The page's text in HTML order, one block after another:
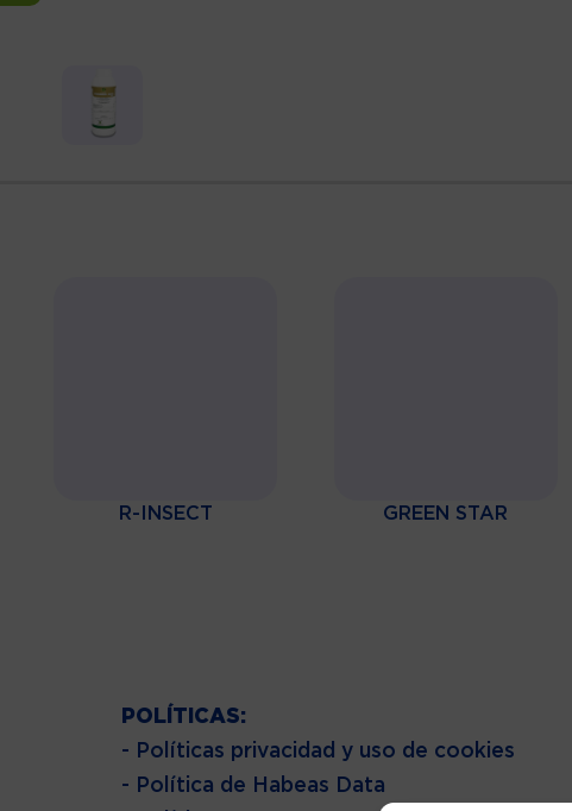
R-INSECT GREEN STAR
POLÍTICAS:
- Políticas privacidad y uso de cookies
- Política de Habeas Data